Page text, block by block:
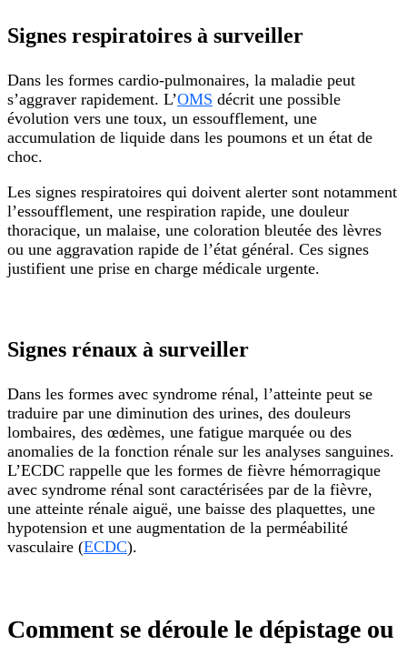
Signes respiratoires à surveiller
Dans les formes cardio-pulmonaires, la maladie peut
s’aggraver rapidement. L’OMS décrit une possible
évolution vers une toux, un essoufflement, une
accumulation de liquide dans les poumons et un état de
choc.
Les signes respiratoires qui doivent alerter sont notamment
l’essoufflement, une respiration rapide, une douleur
thoracique, un malaise, une coloration bleutée des lèvres
ou une aggravation rapide de l’état général. Ces signes
justifient une prise en charge médicale urgente.
Signes rénaux à surveiller
Dans les formes avec syndrome rénal, l’atteinte peut se
traduire par une diminution des urines, des douleurs
lombaires, des œdèmes, une fatigue marquée ou des
anomalies de la fonction rénale sur les analyses sanguines.
L’ECDC rappelle que les formes de fièvre hémorragique
avec syndrome rénal sont caractérisées par de la fièvre,
une atteinte rénale aiguë, une baisse des plaquettes, une
hypotension et une augmentation de la perméabilité
vasculaire (ECDC).
Comment se déroule le dépistage ou